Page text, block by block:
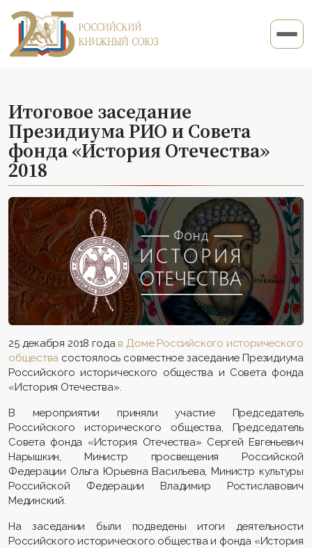
Итоговое заседание
Президиума РИО и Совета
фонда «История Отечества»
2018
25 декабря 2018 года в Доме Российского исторического
общества состоялось совместное заседание Президиума
Российского исторического общества и Совета фонда
«История Отечества».
В мероприятии приняли участие Председатель
Российского исторического общества, Председатель
Совета фонда «История Отечества» Сергей Евгеньевич
Нарышкин, Министр просвещения Российской
Федерации Ольга Юрьевна Васильева, Министр культуры
Российской Федерации Владимир Ростиславович
Мединский.
На заседании были подведены итоги деятельности
Российского исторического общества и фонда «История